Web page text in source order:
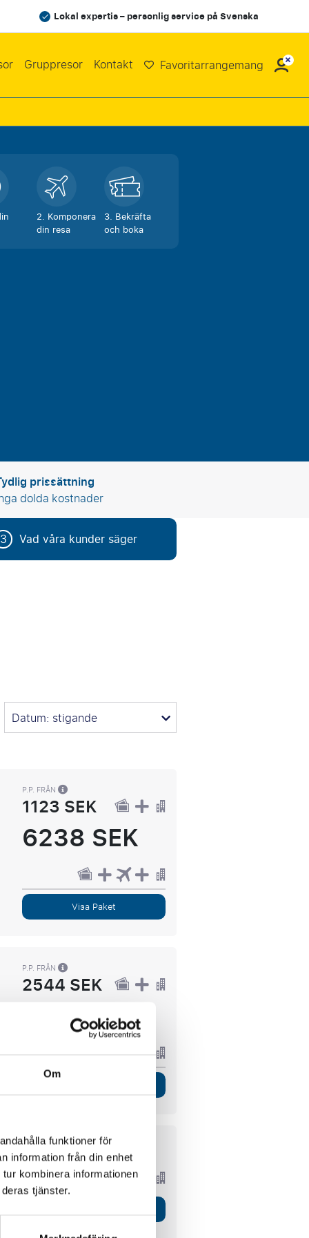
Om
funktioner för
information från din enhet
kombinera informationen
tjänster.
Lokal expertis – personlig service på Svenska
Gruppresor Kontakt Favoritarrangemang
2. Komponera
din resa
3. Bekräfta
och boka
prissättning
dolda kostnader
3 Vad våra kunder säger
Datum: stigande
P.P. FRÅN
1123 SEK
6238 SEK
Visa Paket
P.P. FRÅN
2544 SEK
7249 SEK
P.P. FRÅN
2878 SEK